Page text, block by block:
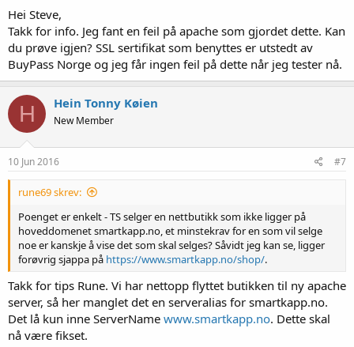
Hei Steve,
Takk for info. Jeg fant en feil på apache som gjordet dette. Kan
du prøve igjen? SSL sertifikat som benyttes er utstedt av
BuyPass Norge og jeg får ingen feil på dette når jeg tester nå.
H Hein Tonny Køien
New Member
10 Jun 2016 #7
rune69 skrev:
Poenget er enkelt - TS selger en nettbutikk som ikke ligger på
hoveddomenet smartkapp.no, et minstekrav for en som vil selge
noe er kanskje å vise det som skal selges? Såvidt jeg kan se, ligger
forøvrig sjappa på https://www.smartkapp.no/shop/.
Takk for tips Rune. Vi har nettopp flyttet butikken til ny apache
server, så her manglet det en serveralias for smartkapp.no.
Det lå kun inne ServerName www.smartkapp.no. Dette skal
nå være fikset.